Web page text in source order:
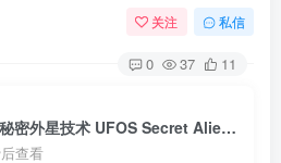
关注 私信
0 37 11
探索纪录片《不明飞行物秘密外星技术 UFOS Secret Alien Technology》下载
查看